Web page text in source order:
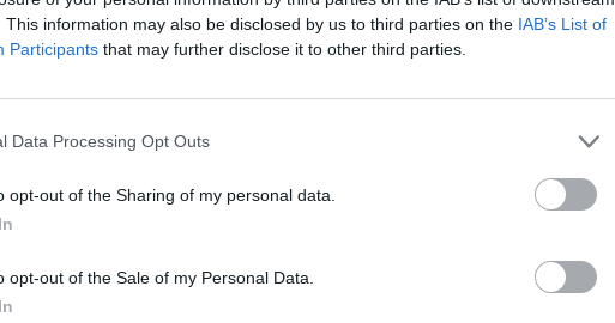
This information may also be disclosed by us to third parties on the IAB’s List of
Participants that may further disclose it to other third parties.
Data Processing Opt Outs
opt-out of the Sharing of my personal data.
opt-out of the Sale of my Personal Data.
con orchidee in passato, ma la mia idea per questa
a colori, il che ci ha spinto ad affinare le nostre
dove sono presenti le orchidee disegnate a
sulla seta, per poi essere incastonate all’interno
d’arte. È stato invece il designer
orchidee che è possibile ritrovare anche nelle pedane